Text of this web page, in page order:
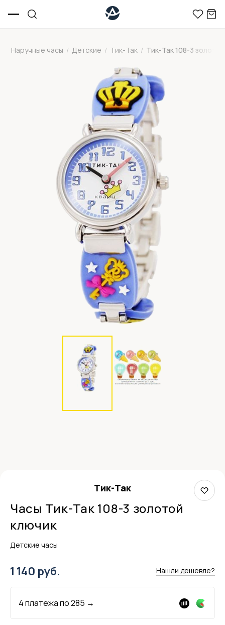
Наручные часы / Детские / Тик-Так / Тик-Так 108-3
Тик-Так
Часы Тик-Так 108-3 золотой
ключик
Детские часы
1 140 руб. Нашли дешевле?
4 платежа по285 →